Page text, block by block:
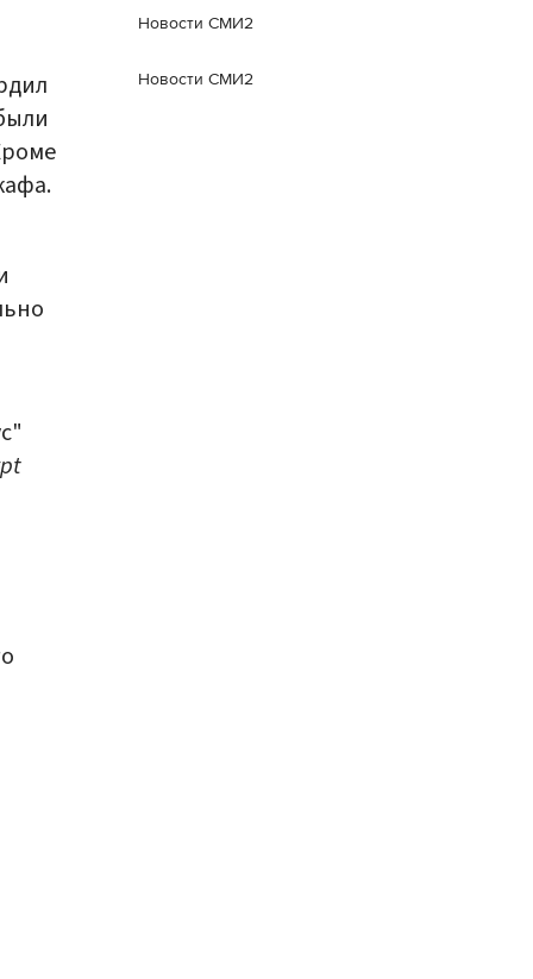
Новости СМИ2
Новости СМИ2